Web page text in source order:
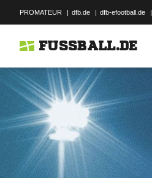
PROMATEUR | dfb.de | dfb-efootball.de |
FUSSBALL.DE